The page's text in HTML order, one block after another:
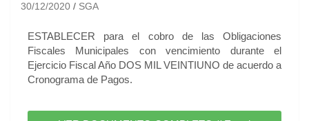
30/12/2020 SGA
ESTABLECER para el cobro de las Obligaciones
Fiscales Municipales con vencimiento durante el
Ejercicio Fiscal Año DOS MIL VEINTIUNO de acuerdo a
Cronograma de Pagos.